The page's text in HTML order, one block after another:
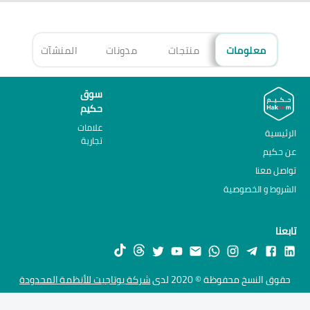
معلومات منتجات مدونات المنشآت
الرئيسية
عن حكيم
تواصل معنا
الشروط و الخصوصية
سوق
حكيم
علامات
تجارية
تابعنا
حقوق النسخ محفوظة © 2020 لدى شركة يوتاجيت للأنظمة المحدودة